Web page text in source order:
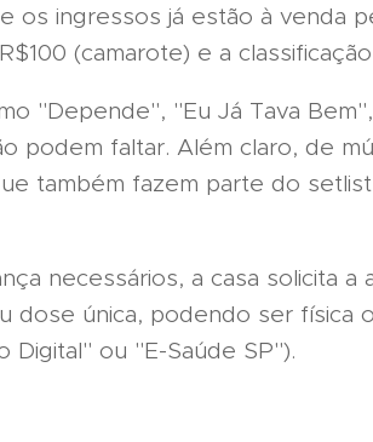
os ingressos já estão à venda
(camarote) e a
"Depende", "Eu Já Tava
podem faltar. Além claro, de
também fazem parte do
necessários, a casa solicita a
dose única, podendo ser física
Digital" ou "E-Saúde SP").